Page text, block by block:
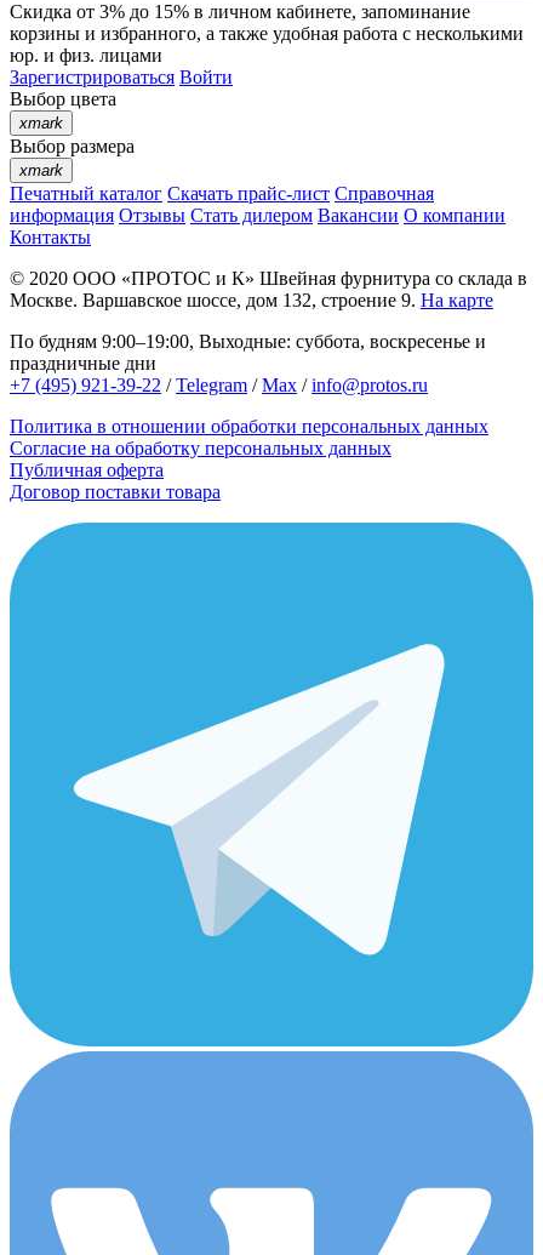
Скидка от 3% до 15% в личном кабинете, запоминание
корзины и избранного, а также удобная работа с несколькими
юр. и физ. лицами
Зарегистрироваться Войти
Выбор цвета
xmark
Выбор размера
xmark
Печатный каталог Скачать прайс-лист Справочная
информация Отзывы Стать дилером Вакансии О компании
Контакты
© 2020 ООО «ПРОТОС и К» Швейная фурнитура со склада в
Москве. Варшавское шоссе, дом 132, строение 9. На карте
По будням 9:00–19:00, Выходные: суббота, воскресенье и
праздничные дни
+7 (495) 921-39-22 /Telegram /Max /info@protos.ru
Политика в отношении обработки персональных данных
Согласие на обработку персональных данных
Публичная оферта
Договор поставки товара